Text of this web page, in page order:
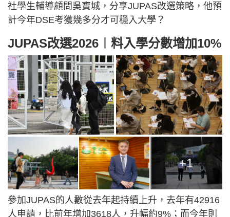
社學生輔導顧問吳寶城，分享JUPAS改選策略，他預
計今年DSE考獲幾多分才可穩入大學？
JUPAS改選2026︱料入學分數增加10%
+1
參加JUPAS的人數從去年起持續上升，去年有42916
人申請，比前年增加3618人，升幅約9%；而今年則